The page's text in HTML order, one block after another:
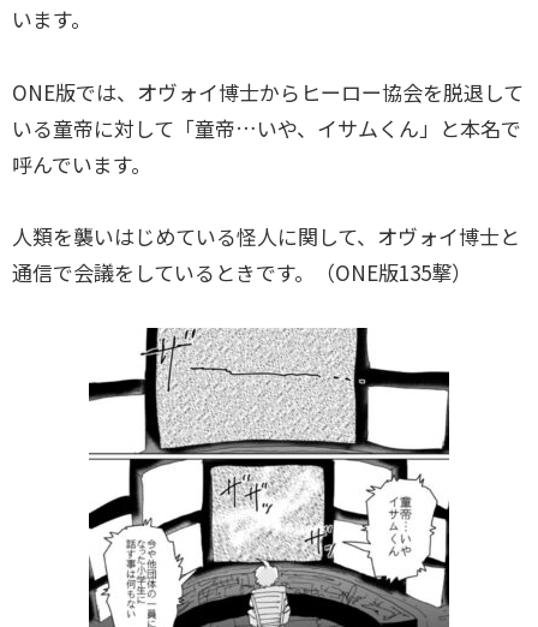
います。
ONE版では、オヴォイ博士からヒーロー協会を脱退して
いる童帝に対して「童帝…いや、イサムくん」と本名で
呼んでいます。
人類を襲いはじめている怪人に関して、オヴォイ博士と
通信で会議をしているときです。（ONE版135撃）